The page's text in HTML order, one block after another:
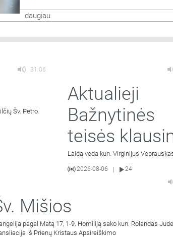
31:42
okupacijai, Lietuvos kariuomenės likimą ir
daugiau
31:06
Šv. Petro
Aktualieji
Bažnytinės
teisės
Laidą veda kun. Virginijus
2026-08-06
24
Mišios
pagal Matą 17, 1-9. Homiliją sako kun. Rolandas
iš Prienų Kristaus Apsireiškimo